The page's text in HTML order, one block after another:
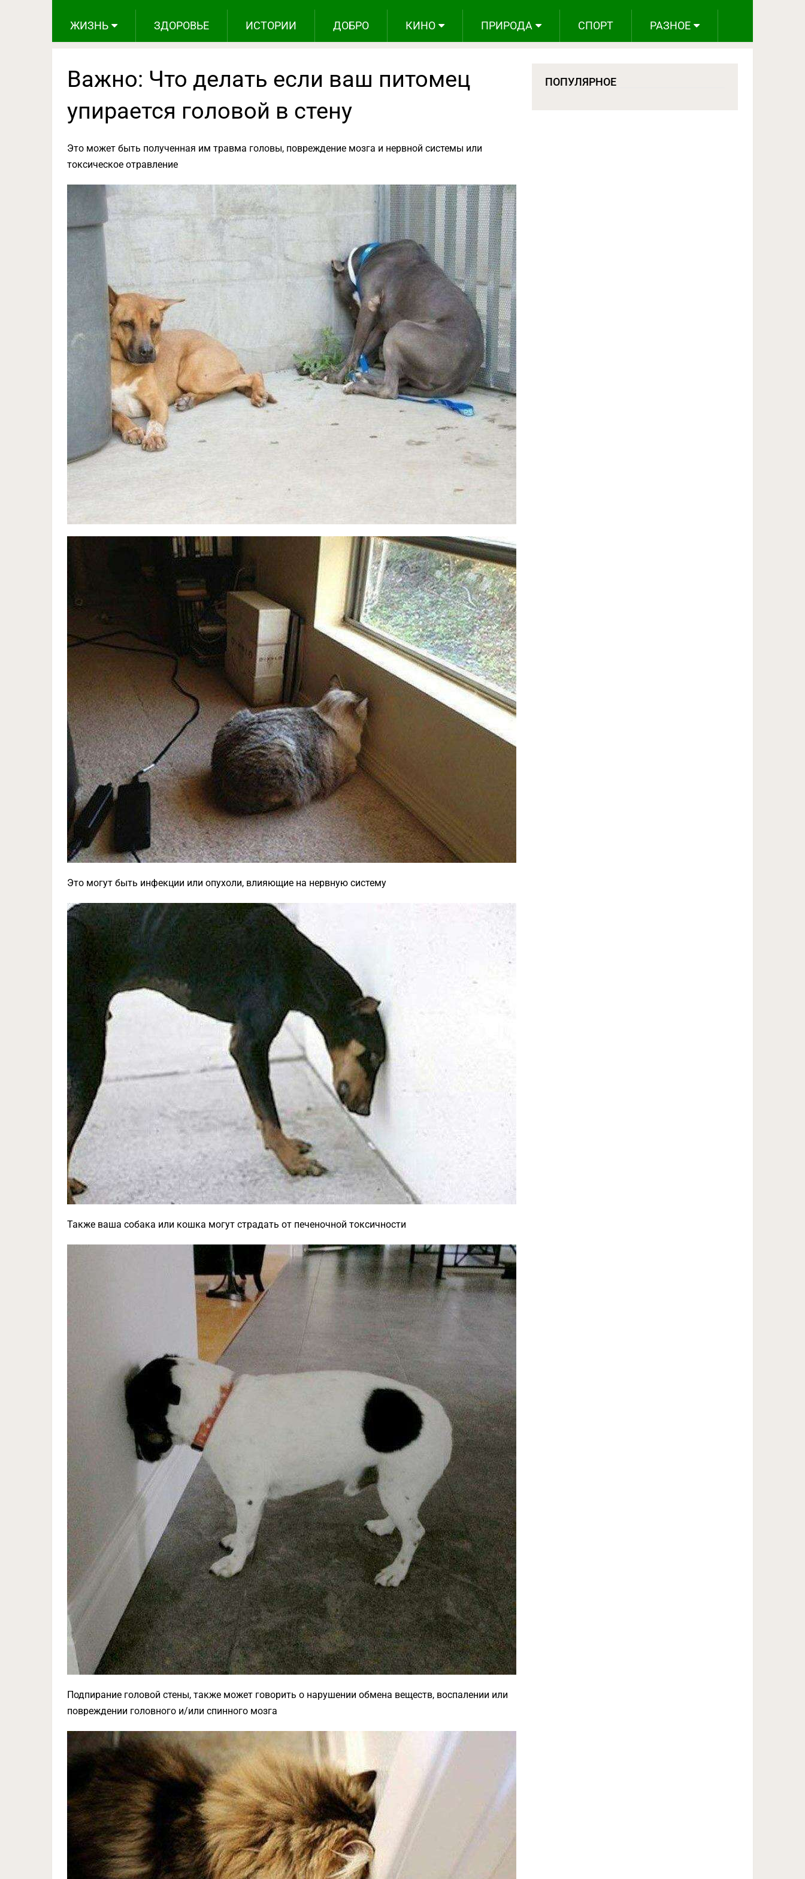
ЖИЗНЬ ЗДОРОВЬЕ ИСТОРИИ ДОБРО КИНО ПРИРОДА СПОРТ РАЗНОЕ
Важно: Что делать если ваш питомец
упирается головой в стену
Это может быть полученная им травма головы, повреждение мозга и нервной системы или
токсическое отравление
Это могут быть инфекции или опухоли, влияющие на нервную систему
Также ваша собака или кошка могут страдать от печеночной токсичности
Подпирание головой стены, также может говорить о нарушении обмена веществ, воспалении или
повреждении головного и/или спинного мозга
ПОПУЛЯРНОЕ